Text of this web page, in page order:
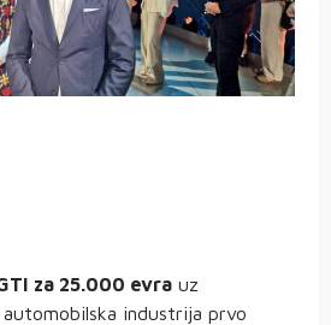
za 25.000 evra uz
industrija prvo